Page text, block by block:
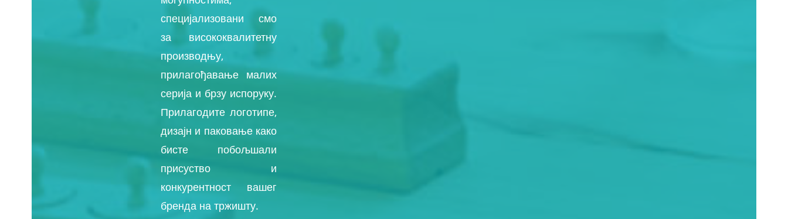
специјализовани смо
за висококвалитетну
производњу,
прилагођавање малих
серија и брзу испоруку.
Прилагодите логотипе,
дизајн и паковање како
бисте побољшали
присуство и
конкурентност вашег
бренда на тржишту.